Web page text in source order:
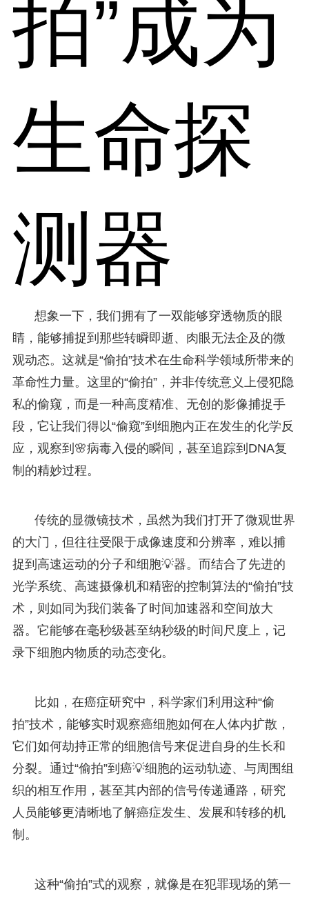
拍”成为
生命探
测器
想象一下，我们拥有了一双能够穿透物质的眼
睛，能够捕捉到那些转瞬即逝、肉眼无法企及的微
观动态。这就是“偷拍”技术在生命科学领域所带来的
革命性力量。这里的“偷拍”，并非传统意义上侵犯隐
私的偷窥，而是一种高度精准、无创的影像捕捉手
段，它让我们得以“偷窥”到细胞内正在发生的化学反
应，观察到🌸病毒入侵的瞬间，甚至追踪到DNA复
制的精妙过程。
传统的显微镜技术，虽然为我们打开了微观世界
的大门，但往往受限于成像速度和分辨率，难以捕
捉到高速运动的分子和细胞💡器。而结合了先进的
光学系统、高速摄像机和精密的控制算法的“偷拍”技
术，则如同为我们装备了时间加速器和空间放大
器。它能够在毫秒级甚至纳秒级的时间尺度上，记
录下细胞内物质的动态变化。
比如，在癌症研究中，科学家们利用这种“偷
拍”技术，能够实时观察癌细胞如何在人体内扩散，
它们如何劫持正常的细胞信号来促进自身的生长和
分裂。通过“偷拍”到癌💡细胞的运动轨迹、与周围组
织的相互作用，甚至其内部的信号传递通路，研究
人员能够更清晰地了解癌症发生、发展和转移的机
制。
这种“偷拍”式的观察，就像是在犯罪现场的第一